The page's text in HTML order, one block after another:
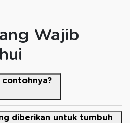
Wajib
diberikan untuk tumbuh